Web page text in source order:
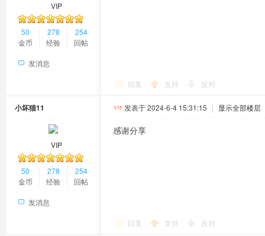
VIP
50
金币
278
经验
254
回帖
发消息
回复 支持 反对
小坏猫11
VIP
50
金币
278
经验
254
回帖
发消息
发表于 2024-6-4 15:31:15 | 显示全部楼层
感谢分享
回复 支持 反对